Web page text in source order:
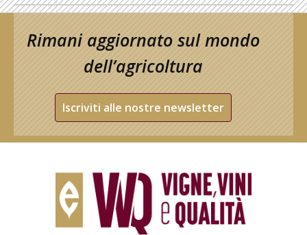
Rimani aggiornato sul mondo
dell’agricoltura
Iscriviti alle nostre newsletter